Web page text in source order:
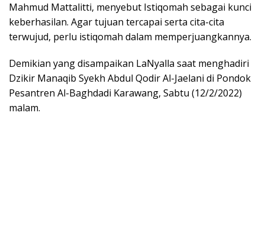
Mahmud Mattalitti, menyebut Istiqomah sebagai kunci
keberhasilan. Agar tujuan tercapai serta cita-cita
terwujud, perlu istiqomah dalam memperjuangkannya.
Demikian yang disampaikan LaNyalla saat menghadiri
Dzikir Manaqib Syekh Abdul Qodir Al-Jaelani di Pondok
Pesantren Al-Baghdadi Karawang, Sabtu (12/2/2022)
malam.